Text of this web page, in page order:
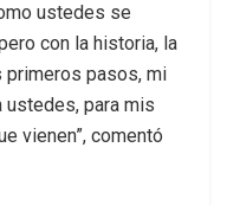
ustedes se
con la historia, la
primeros pasos, mi
ustedes, para mis
vienen”, comentó